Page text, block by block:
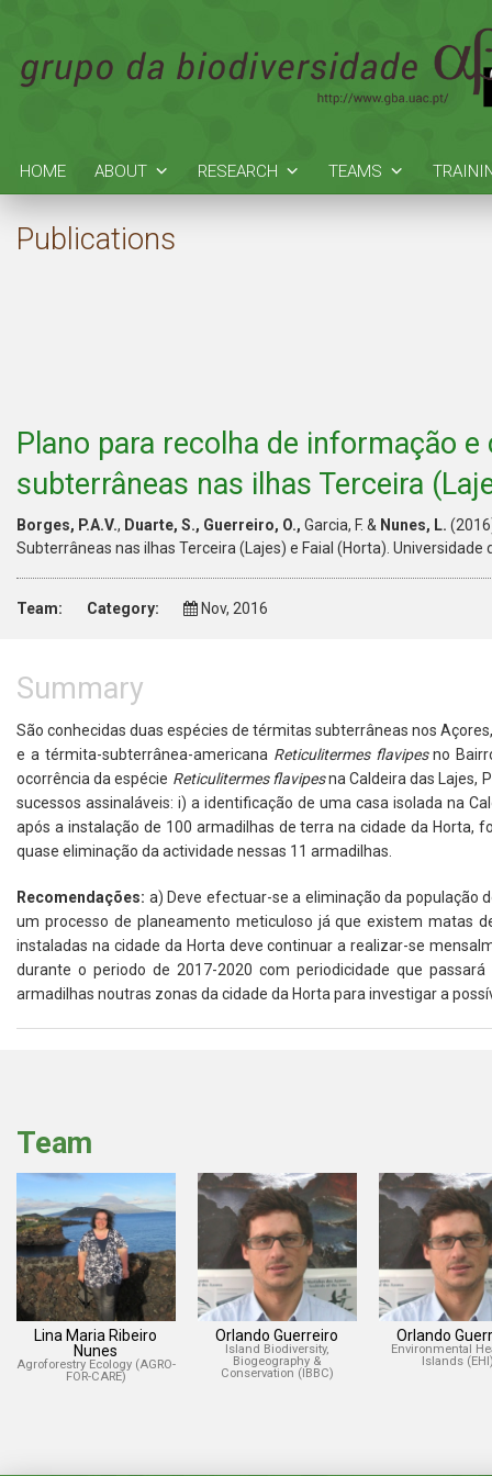
HOME ABOUT RESEARCH TEAMS
Publications
Plano para recolha de informação
subterrâneas nas ilhas Terceira
Borges, P.A.V., Duarte, S., Guerreiro, O., Garcia, F. & Nunes, L.
Subterrâneas nas ilhas Terceira (Lajes) e Faial (Horta).
Team: Category: Nov, 2016
Summary
São conhecidas duas espécies de térmitas subterrâneas nos
e a térmita-subterrânea-americana Reticulitermes flavipesno
ocorrência da espécie Reticulitermes flavipesna Caldeira das Lajes,
sucessos assinaláveis: i) a identificação de uma casa isolada na
após a instalação de 100 armadilhas de terra na cidade da
quase eliminação da actividade nessas 11 armadilhas.
Recomendações: a) Deve efectuar-se a eliminação da população
um processo de planeamento meticuloso já que existem matas
instaladas na cidade da Horta deve continuar a realizar-se
durante o periodo de 2017-2020 com periodicidade que
armadilhas noutras zonas da cidade da Horta para investigar a
Team
Lina Maria Ribeiro
Nunes
Agroforestry Ecology (AGRO-
FOR-CARE)
Orlando Guerreiro
Island Biodiversity,
Biogeography &
Conservation (IBBC)
Orlando
Environmental
Islands